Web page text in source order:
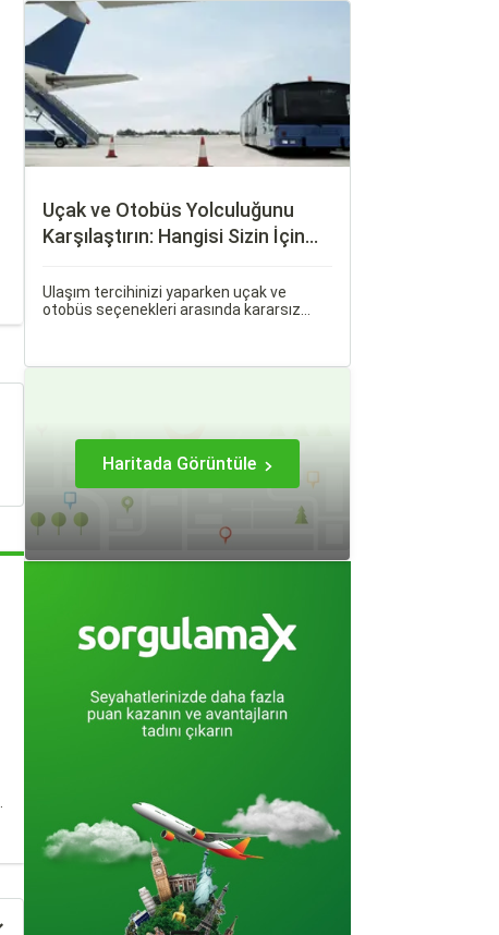
Uçak ve Otobüs Yolculuğunu
Karşılaştırın: Hangisi Sizin İçin
Ulaşım tercihinizi yaparken uçak ve
otobüs seçenekleri arasında kararsız
Haritada Görüntüle